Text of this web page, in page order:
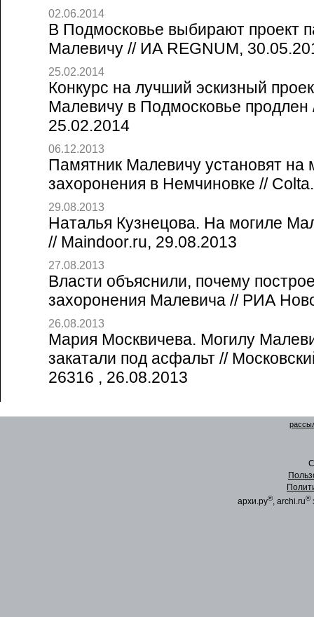
02.06.2014
В Подмосковье выбирают проект
Малевичу // ИА REGNUM,
25.02.2014
Конкурс на лучший эскизный
Малевичу в Подмосковье
25.02.2014
06.12.2013
Памятник Малевичу установят на
захоронения в Немчиновке //
29.08.2013
Наталья Кузнецова. На могиле
// Maindoor.ru, 29.08.2013
27.08.2013
Власти объяснили, почему
захоронения Малевича // РИА
26.08.2013
Мария Москвичева. Могилу
закатали под асфальт //
26316 , 26.08.2013
архи.ру®, archi.ru®